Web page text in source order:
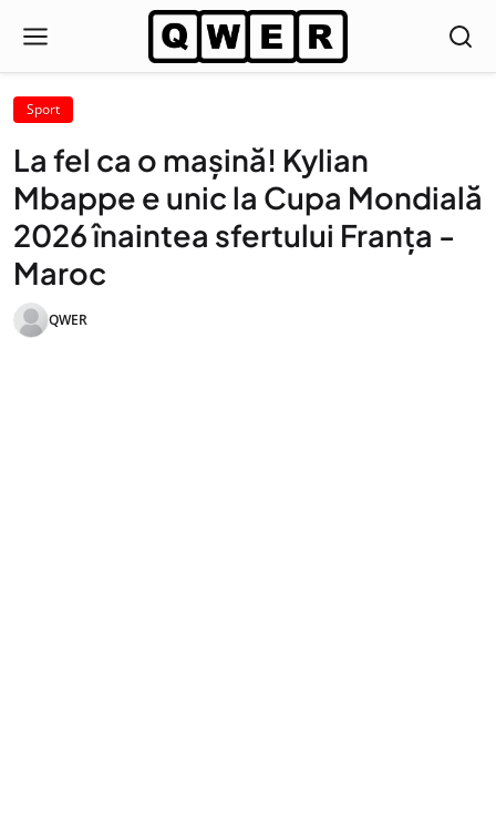
Sport
La fel ca o mașină! Kylian
Mbappe e unic la Cupa Mondială
2026 înaintea sfertului Franța -
Maroc
QWER